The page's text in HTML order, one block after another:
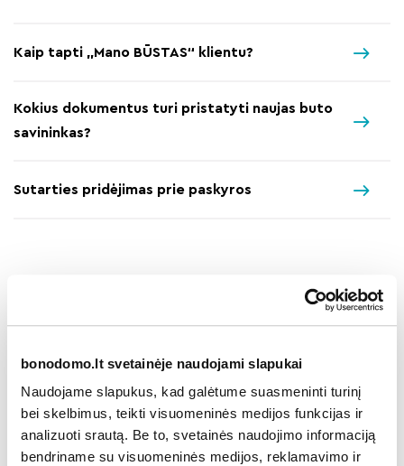
bonodomo.lt svetainėje naudojami slapukai
Naudojame slapukus, kad galėtume suasmeninti turinį
bei skelbimus, teikti visuomeninės medijos funkcijas ir
analizuoti srautą. Be to, svetainės naudojimo informaciją
bendriname su visuomeninės medijos, reklamavimo ir
Kaip tapti „Mano BŪSTAS“ klientu?
Kokius dokumentus turi pristatyti naujas buto
savininkas?
Sutarties pridėjimas prie paskyros
Balsavimas daugiabučiuose
Bendrojo naudojimo elektra